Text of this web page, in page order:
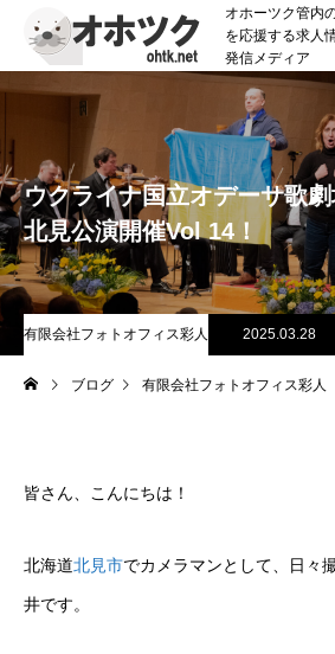
オホーツク管内
を応援する求人
発信メディア
ウクライナ国立オデーサ歌
北見公演開催Vol 14！
有限会社フォトオフィス彩人 2025.03.28
ブログ 有限会社フォトオフィス彩人
皆さん、こんにちは！
北海道北見市でカメラマンとして、日々
井です。